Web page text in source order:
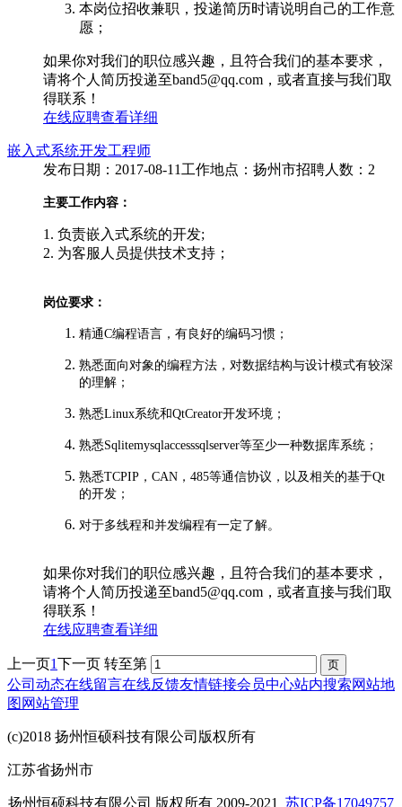
本岗位招收兼职，投递简历时请说明自己的工作意
愿；
如果你对我们的职位感兴趣，且符合我们的基本要求，
请将个人简历投递至band5@qq.com，或者直接与我们取
得联系！
在线应聘查看详细
嵌入式系统开发工程师
发布日期：2017-08-11 工作地点：扬州市招聘人数：2
主要工作内容：
1. 负责嵌入式系统的开发;
2. 为客服人员提供技术支持；
岗位要求：
精通C编程语言，有良好的编码习惯；
熟悉面向对象的编程方法，对数据结构与设计模式有较深
的理解；
熟悉Linux系统和QtCreator开发环境；
熟悉Sqlitemysqlaccesssqlserver等至少一种数据库系统；
熟悉TCPIP，CAN，485等通信协议，以及相关的基于Qt
的开发；
对于多线程和并发编程有一定了解。
如果你对我们的职位感兴趣，且符合我们的基本要求，
请将个人简历投递至band5@qq.com，或者直接与我们取
得联系！
在线应聘查看详细
上一页1下一页 转至第
公司动态在线留言在线反馈友情链接会员中心站内搜索网站地
图 网站管理
(c)2018 扬州恒硕科技有限公司版权所有
江苏省扬州市
扬州恒硕科技有限公司 版权所有 2009-2021 苏ICP备17049757